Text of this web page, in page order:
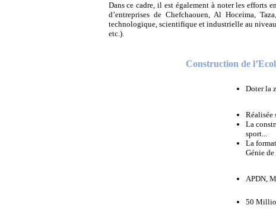
Dans ce cadre, il est également à noter les efforts
d’entreprises de Chefchaouen, Al Hoceima,
technologique, scientifique et industrielle au
etc.).
Construction de
Doter la
Réalisée
La
sport...
La
Génie
APDN,
50